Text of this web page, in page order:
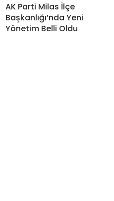
AK Parti Milas İlçe
Başkanlığı’nda Yeni
Yönetim Belli Oldu